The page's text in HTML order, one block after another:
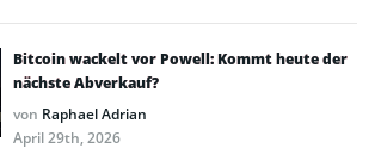
Bitcoin wackelt vor Powell: Kommt heute der
nächste Abverkauf?
von Raphael Adrian
April 29th, 2026